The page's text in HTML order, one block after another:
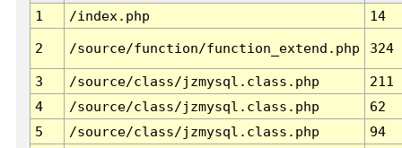
1
/index.php 14
2 /source/function/function_extend.php 324
3 /source/class/jzmysql.class.php
211
4
/source/class/jzmysql.class.php
62
5
/source/class/jzmysql.class.php
94